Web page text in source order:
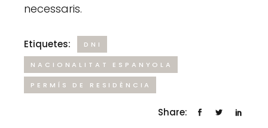
necessaris.
Etiquetes: DNI
NACIONALITAT ESPANYOLA
PERMÍS DE RESIDÈNCIA
Share: